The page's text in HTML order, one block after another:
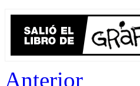
Anterior